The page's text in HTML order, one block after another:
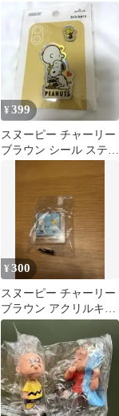
スヌーピー 置物
¥399
スヌーピー チャーリー
ブラウン シール ステッ
¥300
スヌーピー チャーリー
ブラウン アクリルキー
ホルダー くら寿司